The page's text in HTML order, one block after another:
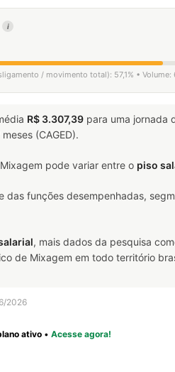
i
/ movimento total): 57,1% • Volume:
R$ 3.307,39 para uma jornada
(CAGED).
pode variar entre o piso
das funções desempenhadas,
, mais dados da pesquisa
de Mixagem em todo território
2026
ativo • Acesse agora!